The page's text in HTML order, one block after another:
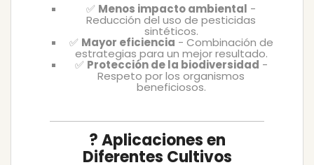
✅ Menos impacto ambiental -
Reducción del uso de pesticidas
sintéticos.
✅ Mayor eficiencia - Combinación de
estrategias para un mejor resultado.
✅ Protección de la biodiversidad -
Respeto por los organismos
beneficiosos.
? Aplicaciones en
Diferentes Cultivos